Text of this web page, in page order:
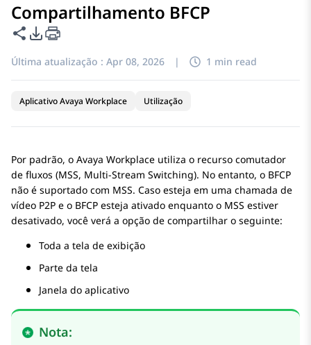
Compartilhamento BFCP
Compartilhar esta página
Opções de exportação de PDF
Última atualização : Apr 08, 2026 | 1 min read
Aplicativo Avaya Workplace Utilização
Por padrão, o Avaya Workplace utiliza o recurso comutador
de fluxos (MSS, Multi-Stream Switching). No entanto, o BFCP
não é suportado com MSS. Caso esteja em uma chamada de
vídeo P2P e o BFCP esteja ativado enquanto o MSS estiver
desativado, você verá a opção de compartilhar o seguinte:
Toda a tela de exibição
Parte da tela
Janela do aplicativo
Nota: